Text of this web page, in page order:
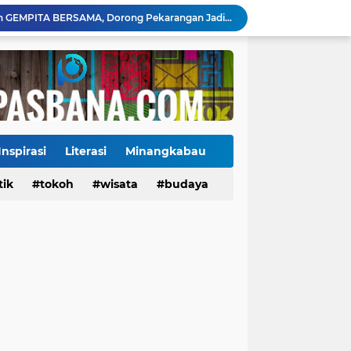
Payakumbuh Luncurkan GEMPITA BERSAMA, Dorong Pekarangan Jadi Sumber Pangan Keluarga
130 ASN dan Warga Payakumbuh Ikut Vaksin HPV, Upaya Cegah Kanker Serviks Diperluas
Jelang Wajib Halal 2026, Sumbar Percepat Sertifikasi UMKM dan Bangun Ekosistem Halal
Tigo Kayo FC Juara Piala Wali Kota Payakumbuh 2026 Usai Menang Adu Penalti
Jadwal Pekan Perdana Super League 2026/2027: Big Match Langsung Warnai Awal Musim
Literasi Minangkabau
Tokoh budaya kuliner
tokoh wisata budaya